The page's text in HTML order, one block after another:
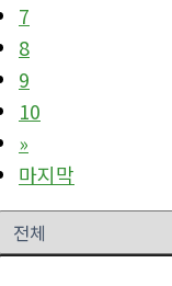
7
8
9
10
»
마지막